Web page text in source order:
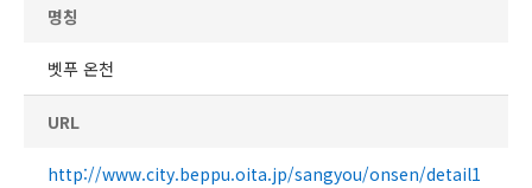
명칭
벳푸 온천
URL
http://www.city.beppu.oita.jp/sangyou/onsen/detail1